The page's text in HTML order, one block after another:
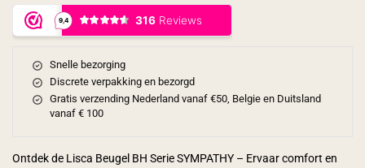
Snelle bezorging
Discrete verpakking en bezorgd
Gratis verzending Nederland vanaf €50, Belgie en Duitsland
vanaf € 100
Ontdek de Lisca Beugel BH Serie SYMPATHY – Ervaar comfort en